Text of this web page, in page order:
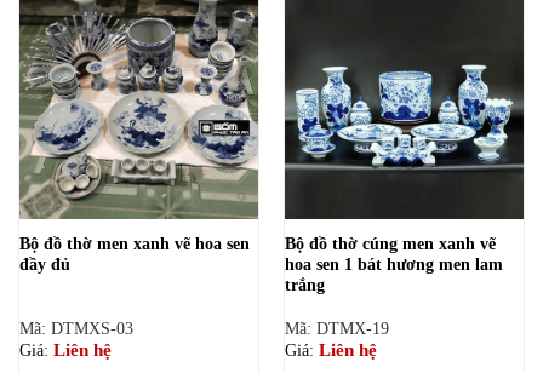
Bộ đồ thờ men xanh vẽ hoa sen
đầy đủ
Mã: DTMXS-03
Giá: Liên hệ
Bộ đồ thờ cúng men xanh vẽ
hoa sen 1 bát hương men lam
trắng
Mã: DTMX-19
Giá: Liên hệ